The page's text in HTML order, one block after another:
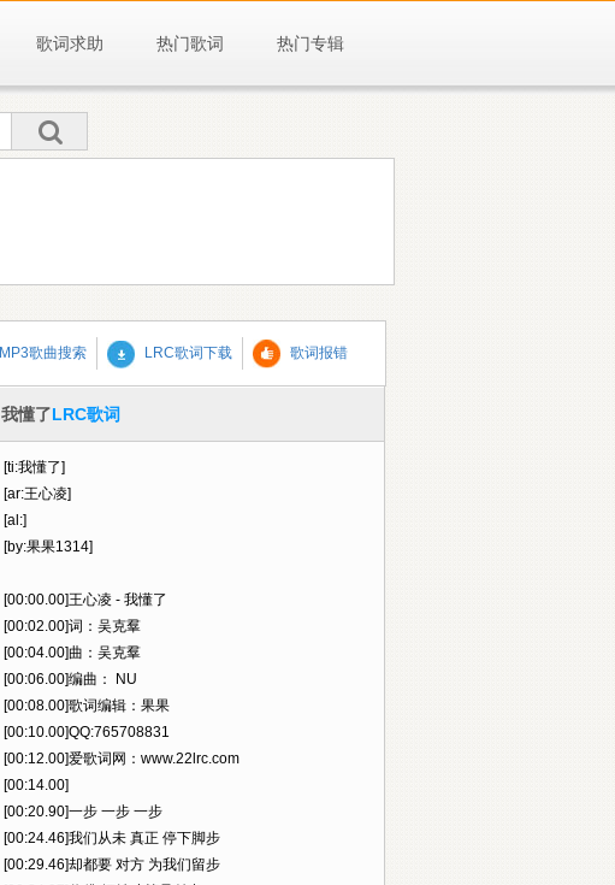
歌词求助 热门歌词 热门专辑
MP3歌曲搜索 LRC歌词下载 歌词报错
我懂了LRC歌词
[ti:我懂了]
[ar:王心凌]
[al:]
[by:果果1314]
[00:00.00]王心凌 - 我懂了
[00:02.00]词：吴克羣
[00:04.00]曲：吴克羣
[00:06.00]编曲： NU
[00:08.00]歌词编辑：果果
[00:10.00]QQ:765708831
[00:12.00]爱歌词网：www.22lrc.com
[00:14.00]
[00:20.90]一步 一步 一步
[00:24.46]我们从未 真正 停下脚步
[00:29.46]却都要 对方 为我们留步